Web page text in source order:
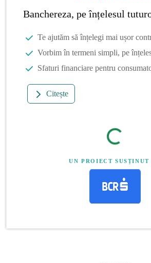
Banchereza, pe înțelesul
Te ajutăm să înțelegi mai ușor
Vorbim în termeni simpli, pe
Sfaturi financiare pentru
Citește
UN PROIECT SUSȚINUT